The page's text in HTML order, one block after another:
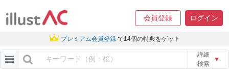
会員登録 ログイン
プレミアム会員登録 で14個の特典をゲット
詳細
検索
▼